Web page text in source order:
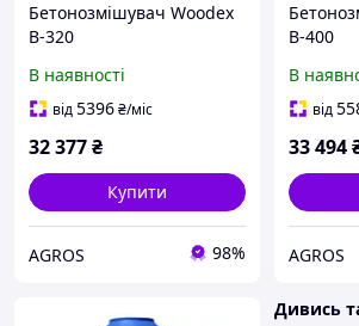
Бетонозмішувач Woodex
B-320
В наявності
від5396₴/міс
32 377₴
Купити
AGROS 98%
B-400
В
від
33 494
AGROS
Дивись